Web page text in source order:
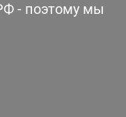
- поэтому мы